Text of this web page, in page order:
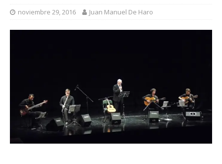
noviembre 29, 2016 Juan Manuel De Haro